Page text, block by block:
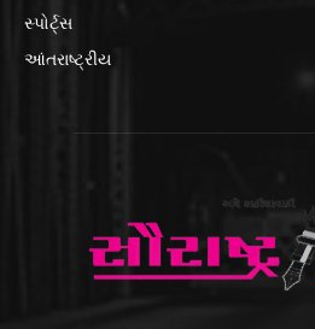
સ્પોર્ટ્સ
આંતરાષ્ટ્રીય